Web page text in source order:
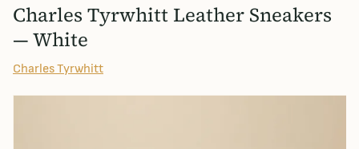
Charles Tyrwhitt Leather Sneakers
— White
Charles Tyrwhitt